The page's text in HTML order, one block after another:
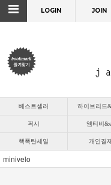
LOGIN JOIN
베스트셀러 하이브리드
픽시 엠티비
핵폭탄세일 개인결
minivelo